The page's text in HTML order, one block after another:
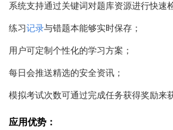
系统支持通过关键词对题库资源进行快速
练习记录与错题本能够实时保存；
用户可定制个性化的学习方案；
每日会推送精选的安全资讯；
模拟考试次数可通过完成任务获得奖励来
应用优势：